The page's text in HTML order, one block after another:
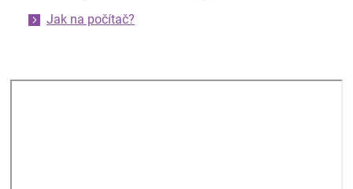
Jak na počítač?